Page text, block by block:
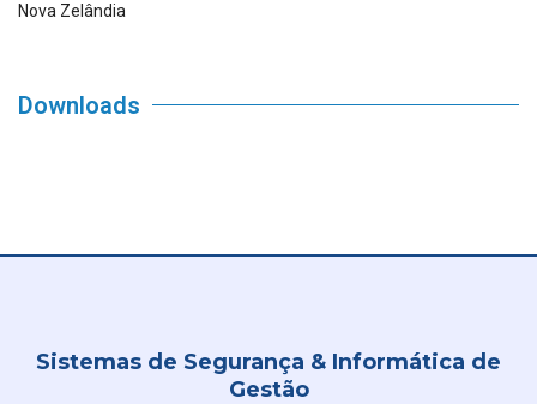
Nova Zelândia
Downloads
Sistemas de Segurança & Informática de
Gestão